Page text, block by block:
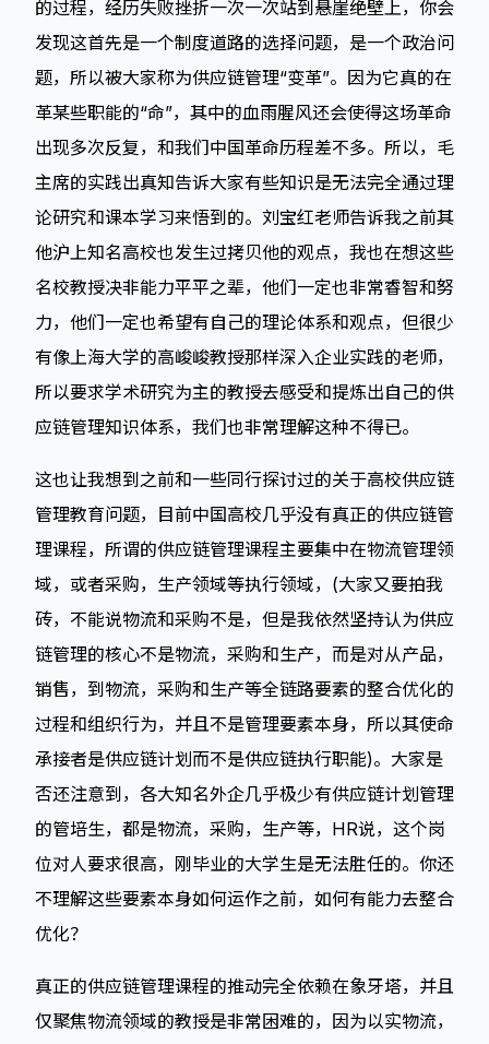
的过程，经历失败挫折一次一次站到悬崖绝壁上，你会
发现这首先是一个制度道路的选择问题，是一个政治问
题，所以被大家称为供应链管理“变革”。因为它真的在
革某些职能的“命”，其中的血雨腥风还会使得这场革命
出现多次反复，和我们中国革命历程差不多。所以，毛
主席的实践出真知告诉大家有些知识是无法完全通过理
论研究和课本学习来悟到的。刘宝红老师告诉我之前其
他沪上知名高校也发生过拷贝他的观点，我也在想这些
名校教授决非能力平平之辈，他们一定也非常睿智和努
力，他们一定也希望有自己的理论体系和观点，但很少
有像上海大学的高峻峻教授那样深入企业实践的老师，
所以要求学术研究为主的教授去感受和提炼出自己的供
应链管理知识体系，我们也非常理解这种不得已。
这也让我想到之前和一些同行探讨过的关于高校供应链
管理教育问题，目前中国高校几乎没有真正的供应链管
理课程，所谓的供应链管理课程主要集中在物流管理领
域，或者采购，生产领域等执行领域，(大家又要拍我
砖，不能说物流和采购不是，但是我依然坚持认为供应
链管理的核心不是物流，采购和生产，而是对从产品，
销售，到物流，采购和生产等全链路要素的整合优化的
过程和组织行为，并且不是管理要素本身，所以其使命
承接者是供应链计划而不是供应链执行职能)。大家是
否还注意到，各大知名外企几乎极少有供应链计划管理
的管培生，都是物流，采购，生产等，HR说，这个岗
位对人要求很高，刚毕业的大学生是无法胜任的。你还
不理解这些要素本身如何运作之前，如何有能力去整合
优化？
真正的供应链管理课程的推动完全依赖在象牙塔，并且
仅聚焦物流领域的教授是非常困难的，因为以实物流，